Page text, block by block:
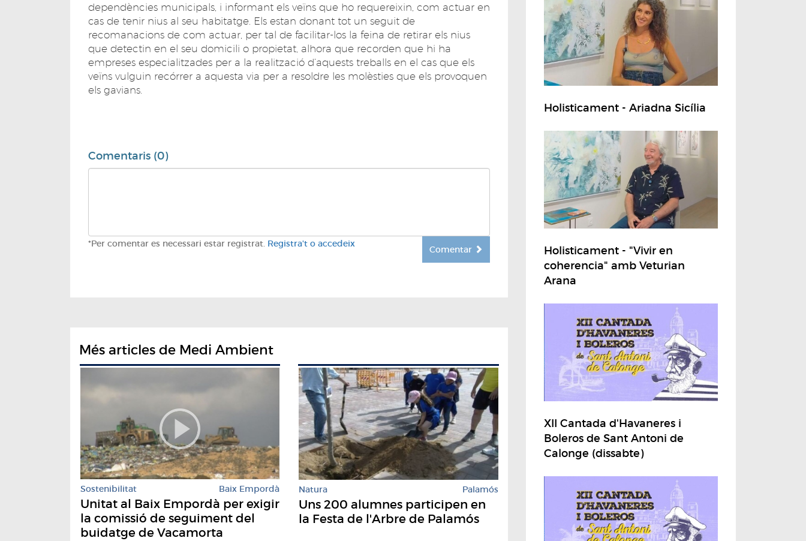
dependències municipals, i informant els veïns que ho requereixin, com actuar en
cas de tenir nius al seu habitatge. Els estan donant tot un seguit de
recomanacions de com actuar, per tal de facilitar-los la feina de retirar els nius
que detectin en el seu domicili o propietat, alhora que recorden que hi ha
empreses especialitzades per a la realització d’aquests treballs en el cas que els
veïns vulguin recórrer a aquesta via per a resoldre les molèsties que els provoquen
els gavians.
Comentaris (0)
*Per comentar es necessari estar registrat. Registra't o accedeix
Comentar
Més articles de Medi Ambient
Sostenibilitat Baix Empordà
Unitat al Baix Empordà per exigir
la comissió de seguiment del
buidatge de Vacamorta
Natura Palamós
Uns 200 alumnes participen en
la Festa de l'Arbre de Palamós
Holisticament - Ariadna Sicília
Holisticament - "Vivir en
coherencia" amb Veturian
Arana
XII Cantada d'Havaneres i
Boleros de Sant Antoni de
Calonge (dissabte)